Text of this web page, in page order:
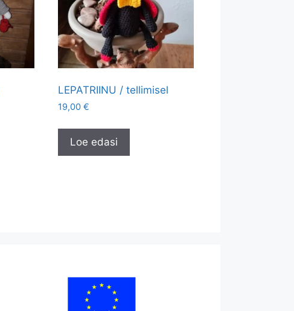
LEPATRIINU / tellimisel
19,00 €
Loe edasi